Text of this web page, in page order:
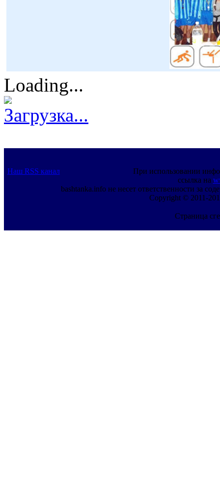
Loading...
Загрузка...
Наш RSS канал
При использовании
ссылка на
bashtanka.info не несет ответственности за
Copyright © 2011-
Страница